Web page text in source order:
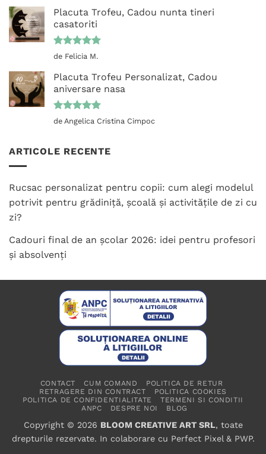
Placuta Trofeu, Cadou nunta tineri
casatoriti
Evaluat la
de Felicia M.
Placuta Trofeu Personalizat, Cadou
aniversare nasa
Evaluat la
din 5
de Angelica Cristina Cimpoc
ARTICOLE RECENTE
Rucsac personalizat pentru copii: cum alegi modelul
potrivit pentru grădiniță, școală și activitățile de zi cu
zi?
Cadouri final de an școlar 2026: idei pentru profesori
și absolvenți
CONTACT CUM COMAND
POLITICA DE RETUR
RETRAGERE DIN CONTRACT
POLITICA COOKIES
POLITICA DE CONFIDENTIALITATE
TERMENI SI CONDITII
ANPC
DESPRE NOI BLOG
Copyright © 2026 BLOOM CREATIVE ART SRL, toate
drepturile rezervate. In colaborare cu Perfect Pixel& PWP.